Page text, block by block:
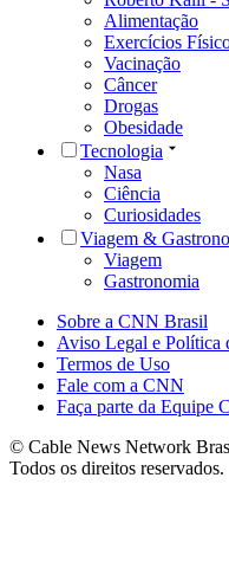
Alimentação
Exercícios
Vacinação
Câncer
Drogas
Obesidade
Tecnologia
Nasa
Ciência
Curiosidades
Viagem &
Viagem
Gastronomia
Sobre a CNN Brasil
Aviso Legal e Política
Termos de Uso
Fale com a CNN
Faça parte da Equipe
© Cable News Network
Todos os direitos reservados.